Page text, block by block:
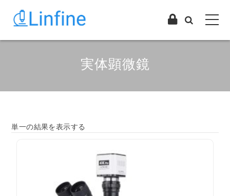
実体顕微鏡
単一の結果を表示する